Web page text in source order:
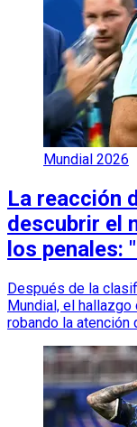
Mundial 2026
La reacción
descubrir el
los penales:
Después de la
Mundial, el
robando la atención